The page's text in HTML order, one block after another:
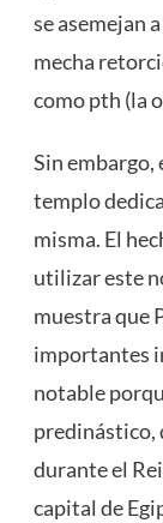
se asemejan
mecha
como pth (la
Sin embargo,
templo
misma. El
utilizar este
muestra que
importantes
notable
predinástico,
durante el
capital de